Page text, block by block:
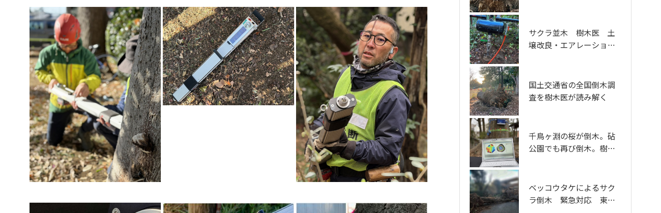
レジ レジストグラフ 街路樹 サクラ
ック3D ピカス レジ
サクラ並木 樹木医 土
壌改良・エアレーショ
国土交通省の全国倒木調
査を樹木医が読み解く
千鳥ヶ淵の桜が倒木。砧
公園でも再び倒木。樹木
ベッコウタケによるサク
ラ倒木 緊急対応 東京
特定建設業許可取得 の
おしらせ
プーケットで出会った熱
帯の植物と松に似た樹木
音で、樹木の中を視る
非破壊樹木診断機器「ド
樹木医が製作した樹木模
型を使用した剪定の練習